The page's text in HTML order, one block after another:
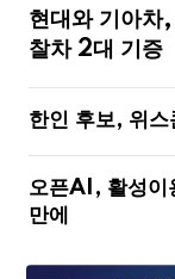
현대와 기아차
찰차 2대 기증
한인 후보, 위스
오픈AI, 활성
만에